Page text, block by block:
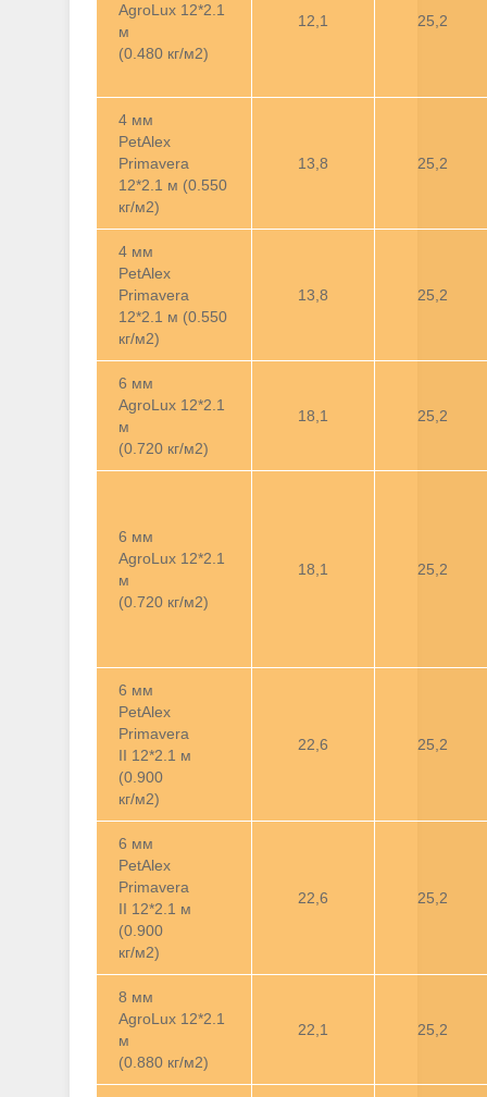
AgroLux 12*2.1
м
(0.480 кг/м2)
12,1 25,2
4 мм
PetAlex
Primavera
12*2.1 м (0.550
кг/м2)
13,8 25,2
4 мм
PetAlex
Primavera
12*2.1 м (0.550
кг/м2)
13,8 25,2
6 мм
AgroLux 12*2.1
м
(0.720 кг/м2)
18,1 25,2
6 мм
AgroLux 12*2.1
м
(0.720 кг/м2)
18,1 25,2
6 мм
PetAlex
Primavera
II 12*2.1 м
(0.900
кг/м2)
22,6 25,2
6 мм
PetAlex
Primavera
II 12*2.1 м
(0.900
кг/м2)
22,6 25,2
8 мм
AgroLux 12*2.1
м
(0.880 кг/м2)
22,1 25,2